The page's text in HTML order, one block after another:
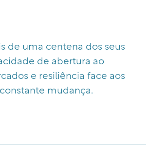
de uma centena dos seus
de abertura ao
e resiliência face aos
mudança.